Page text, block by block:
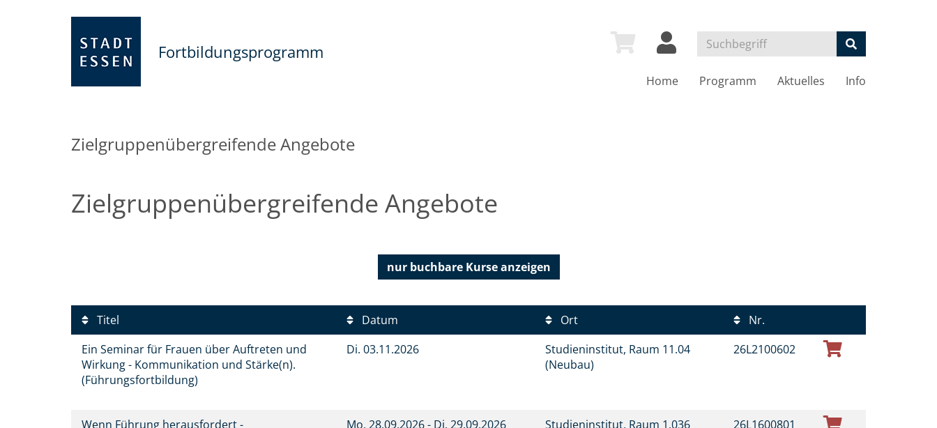
Fortbildungsprogramm
Home Programm Aktuelles Info
Zielgruppenübergreifende Angebote
Zielgruppenübergreifende Angebote
nur buchbareKurse anzeigen
Titel Datum Ort
Nr.
Ein Seminar für Frauen über Auftreten und
Wirkung - Kommunikation und Stärke(n).
(Führungsfortbildung)
Di. 03.11.2026
Studieninstitut, Raum 11.04
(Neubau)
26L2100602
Wenn Führung herausfordert -
Mo. 28.09.2026 - Di. 29.09.2026 Studieninstitut, Raum 1.036 26L1600801